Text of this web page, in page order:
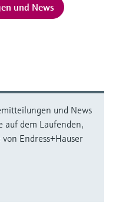
und News
und News
auf dem Laufenden,
Endress+Hauser